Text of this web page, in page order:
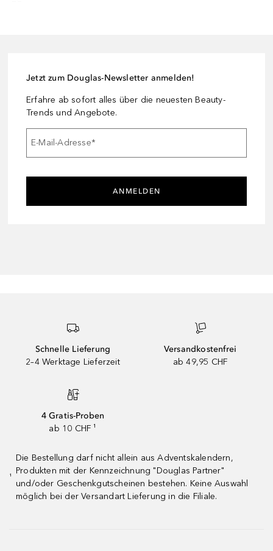
Jetzt zum Douglas-Newsletter anmelden!
Erfahre ab sofort alles über die neuesten Beauty-
Trends und Angebote.
E-Mail-Adresse*
ANMELDEN
Schnelle Lieferung
2–4 Werktage Lieferzeit
Versandkostenfrei
ab 49,95 CHF
4 Gratis-Proben
ab 10 CHF ¹
¹
Die Bestellung darf nicht allein aus Adventskalendern,
Produkten mit der Kennzeichnung "Douglas Partner"
und/oder Geschenkgutscheinen bestehen. Keine Auswahl
möglich bei der Versandart Lieferung in die Filiale.